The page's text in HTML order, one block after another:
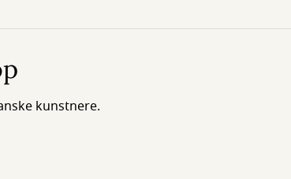
kunstnere.